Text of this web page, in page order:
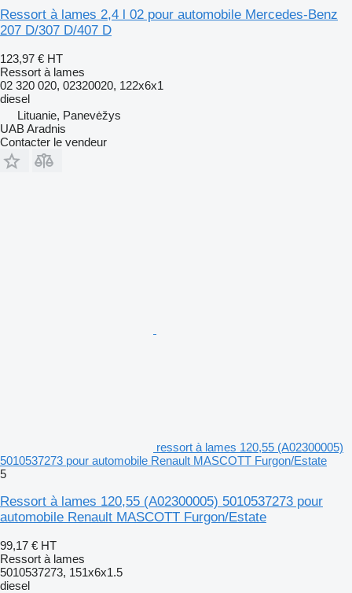
Ressort à lames 2,4 l 02 pour automobile Mercedes-Benz
207 D/307 D/407 D
123,97 € HT
Ressort à lames
02 320 020, 02320020, 122x6x1
diesel
Lituanie, Panevėžys
UAB Aradnis
Contacter le vendeur
ressort à lames 120,55 (A02300005)
5010537273 pour automobile Renault MASCOTT Furgon/Estate
5
Ressort à lames 120,55 (A02300005) 5010537273 pour
automobile Renault MASCOTT Furgon/Estate
99,17 € HT
Ressort à lames
5010537273, 151x6x1.5
diesel